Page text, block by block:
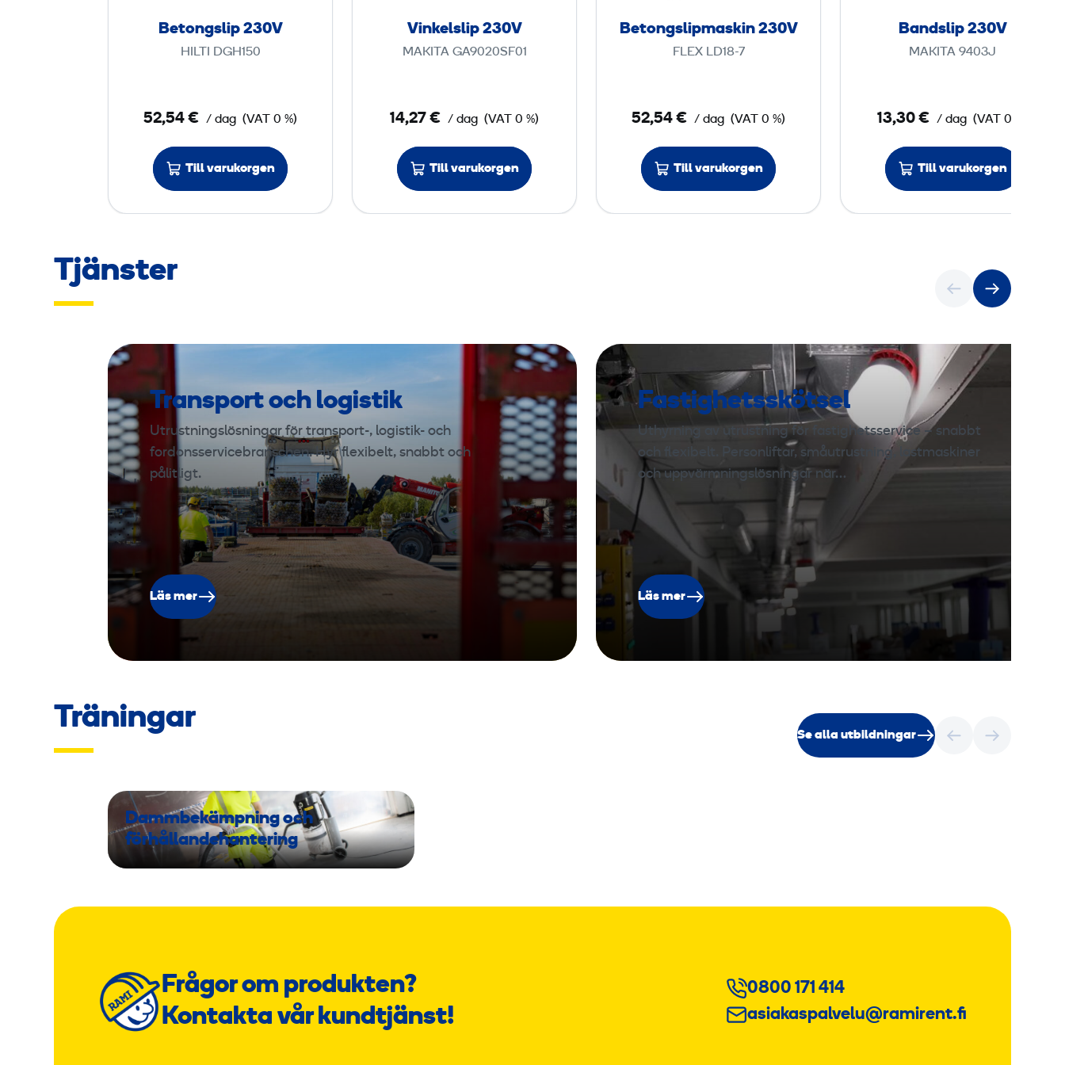
s
3
0
V
Betongslip 230V
HILTI DGH150
52,54 € / dag (VAT 0 %)
Till varukorgen
s
3
0
V
Vinkelslip 230V
MAKITA GA9020SF01
14,27 € / dag (VAT 0 %)
Till varukorgen
a
s
k
i
n
Betongslipmaskin 230V
FLEX LD18-7
52,54 € / dag (VAT 0 %)
Till varukorgen
i
p
V
Bandslip 230V
MAKITA 9403J
13,30 € / dag (VAT 0 %)
Till varukorgen
Tjänster
Transport och logistik
Utrustningslösningar för transport-, logistik- och
fordonsservicebranschen. Hyr flexibelt, snabbt och
pålitligt.
Läs mer
Fastighetsskötsel
Uthyrning av utrustning för fastighetsservice – snabbt
och flexibelt. Personliftar, småutrustning, lastmaskiner
och uppvärmningslösningar när…
Läs mer
Träningar
Se alla utbildningar
Dammbekämpning och
förhållandehantering
Frågor om produkten?
Kontakta vår kundtjänst!
0800 171 414
asiakaspalvelu@ramirent.fi